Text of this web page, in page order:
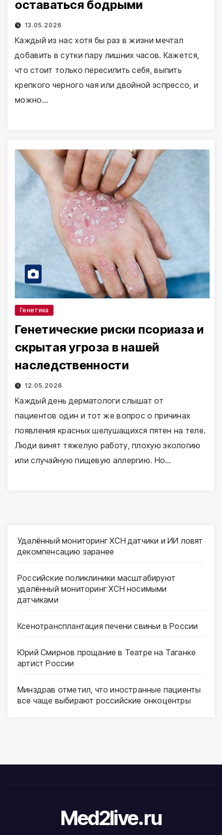
оставаться бодрыми
13.05.2026
Каждый из нас хотя бы раз в жизни мечтал
добавить в сутки пару лишних часов. Кажется,
что стоит только пересилить себя, выпить
крепкого черного чая или двойной эспрессо, и
можно…
Генетика
Генетические риски псориаза и
скрытая угроза в нашей
наследственности
12.05.2026
Каждый день дерматологи слышат от
пациентов один и тот же вопрос о причинах
появления красных шелушащихся пятен на теле.
Люди винят тяжелую работу, плохую экологию
или случайную пищевую аллергию. Но…
Удалённый мониторинг ХСН датчики и ИИ ловят
декомпенсацию заранее
Российские поликлиники масштабируют
удалённый мониторинг ХСН носимыми
датчиками
Ксенотрансплантация печени свиньи в России
Юрий Смирнов прощание в Театре на Таганке
артист России
Минздрав отметил, что иностранные пациенты
все чаще выбирают российские онкоцентры
Med2live.ru